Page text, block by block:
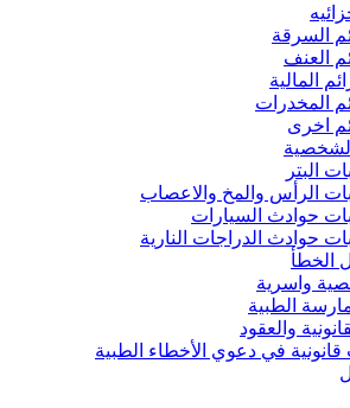
السرقة
العنف
المالية
المخدرات
اخرى
البتر
الرأس والمخ والاعصاب
حوادث السيارات
حوادث الدراجات النارية
الخطأ
واسرية
الطبية
والعقود
في دعوي الأخطاء الطبية